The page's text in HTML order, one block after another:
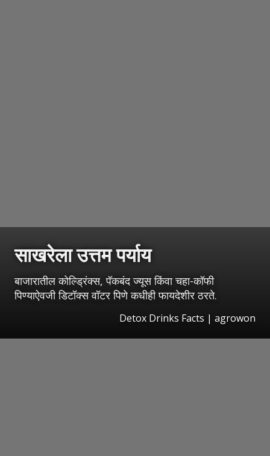
साखरेला उत्तम पर्याय
बाजारातील कोल्ड्रिंक्स, पॅकबंद ज्यूस किंवा चहा-कॉफी
पिण्याऐवजी डिटॉक्स वॉटर पिणे कधीही फायदेशीर ठरते.
Detox Drinks Facts | agrowon